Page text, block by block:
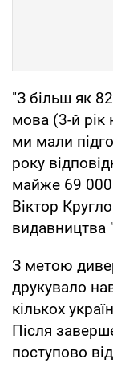
"З більш як
мова (3-й рік
ми мали
року
майже 69 000
Віктор
видавництва
З метою
друкувало
кількох
Після
поступово